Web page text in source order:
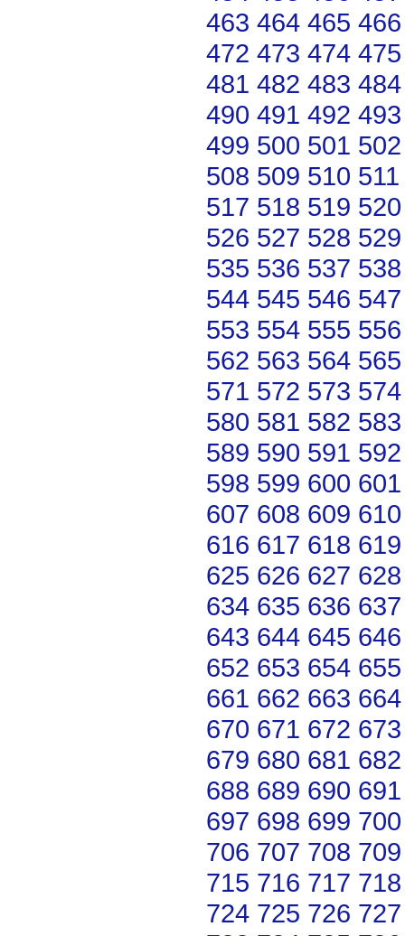
463 464 465 466
472 473 474 475
481 482 483 484
490 491 492 493
499 500 501 502
508 509 510 511
517 518 519 520
526 527 528 529
535 536 537 538
544 545 546 547
553 554 555 556
562 563 564 565
571 572 573 574
580 581 582 583
589 590 591 592
598 599 600 601
607 608 609 610
616 617 618 619
625 626 627 628
634 635 636 637
643 644 645 646
652 653 654 655
661 662 663 664
670 671 672 673
679 680 681 682
688 689 690 691
697 698 699 700
706 707 708 709
715 716 717 718
724 725 726 727